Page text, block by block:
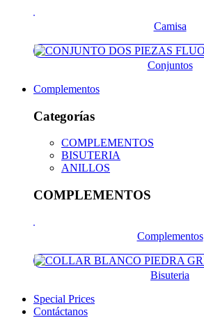
Camisa
Conjuntos
Complementos
Categorías
COMPLEMENTOS
BISUTERIA
ANILLOS
COMPLEMENTOS
Complementos
Bisuteria
Special Prices
Contáctanos